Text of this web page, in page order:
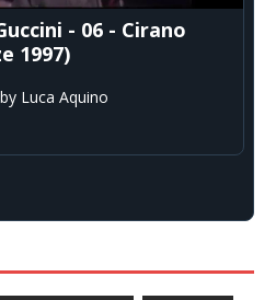
- 06 - Cirano
1997)
Luca Aquino